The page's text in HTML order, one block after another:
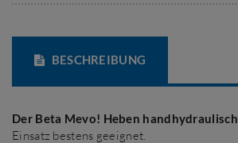
BESCHREIBUNG
Der Beta Mevo! Heben handhydraulisch
Einsatz bestens geeignet.